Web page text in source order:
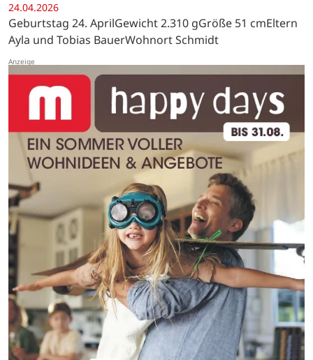
24.04.2026
Geburtstag 24. AprilGewicht 2.310 gGröße 51 cmEltern
Ayla und Tobias BauerWohnort Schmidt